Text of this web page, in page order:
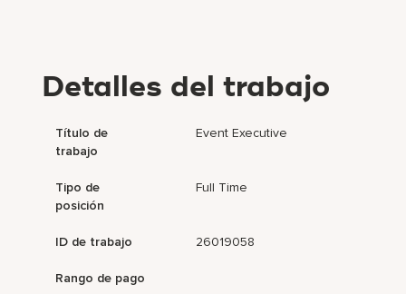
Detalles del trabajo
Título de
trabajo
Event Executive
Tipo de
posición
Full Time
ID de trabajo 26019058
Rango de pago